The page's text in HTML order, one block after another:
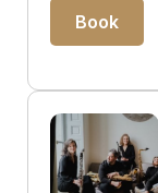
Book